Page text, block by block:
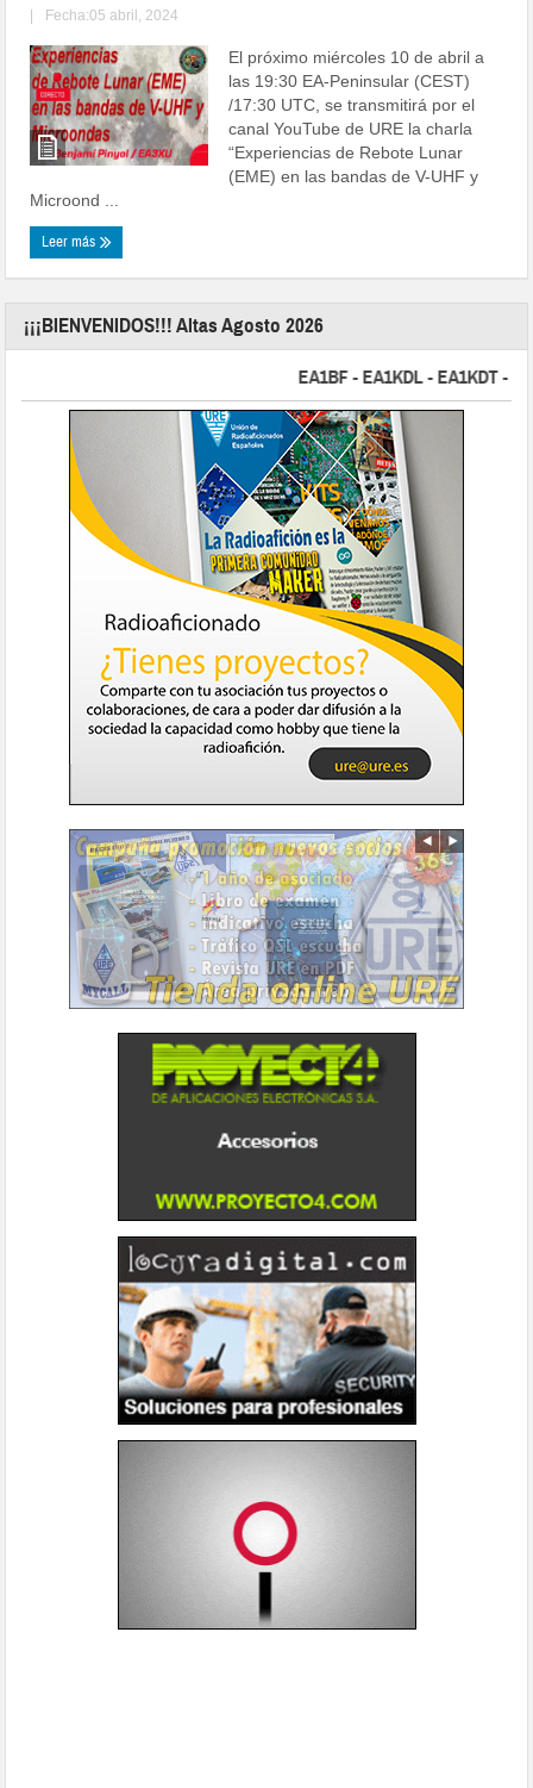
| Fecha:05 abril, 2024
El próximo miércoles 10 de abril a
las 19:30 EA-Peninsular (CEST)
/17:30 UTC, se transmitirá por el
canal YouTube de URE la charla
“Experiencias de Rebote Lunar
(EME) en las bandas de V-UHF y
Microond ...
Leer más
¡¡¡BIENVENIDOS!!! Altas Agosto 2026
EA1BF - EA1KDL - EA1KDT -